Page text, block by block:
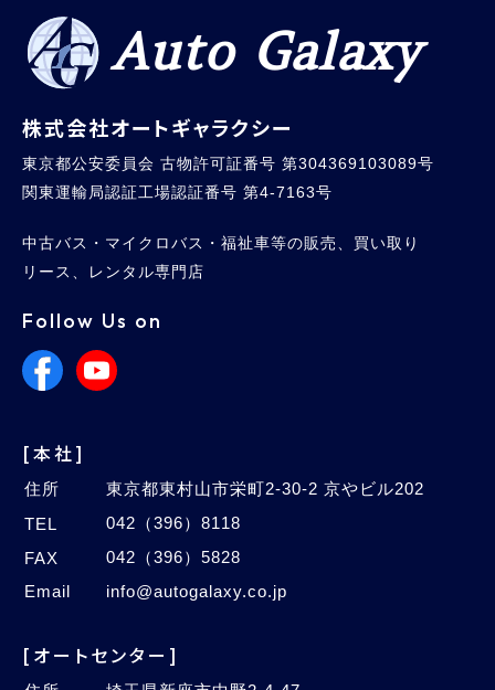
Auto Galaxy
株式会社オートギャラクシー
東京都公安委員会 古物許可証番号 第304369103089号
関東運輸局認証工場認証番号 第4-7163号
中古バス・マイクロバス・福祉車等の販売、買い取り
リース、レンタル専門店
Follow Us on
[本社]
住所
東京都東村山市栄町2-30-2 京やビル202
TEL
042（396）8118
FAX
042（396）5828
Email
info@autogalaxy.co.jp
[オートセンター]